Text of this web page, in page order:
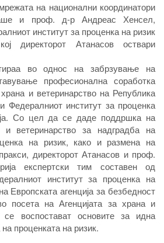
на национални координатори
и проф. д-р Андреас Хенсел,
институт за проценка на ризик
директорот Атанасов оствари
во однос на забрзување на
професионална соработка
и ветеринарство на Република
Федералниот институт за проценка
Со цел да се даде поддршка на
и ветеринарство за надградба на
на ризик, како и размена на
директорот Атанасов и проф.
експертски тим составен од
институт за проценка на
Европската агенција за безбедност
посета на Агенцијата за храна и
воспостават основите за идна
проценката на ризик.